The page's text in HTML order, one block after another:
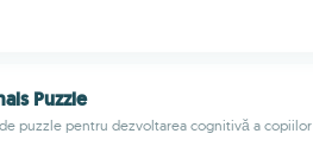
Puzzle
puzzle pentru dezvoltarea cognitivă a copiilor